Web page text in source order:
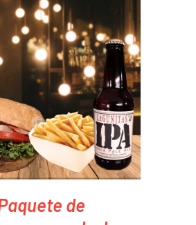
PEDIR AHORA
/
de